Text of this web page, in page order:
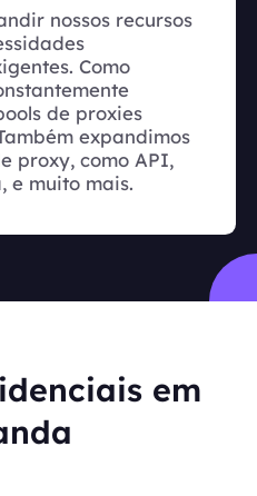
nossos recursos
Como
de proxies
expandimos
proxy, como API,
e muito mais.
em